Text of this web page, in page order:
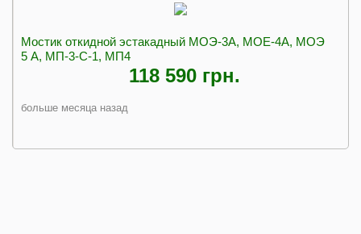
Мостик откидной эстакадный МОЭ-3А, МОЕ-4А, МОЭ
5 А, МП-3-С-1, МП4
118 590 грн.
больше месяца назад